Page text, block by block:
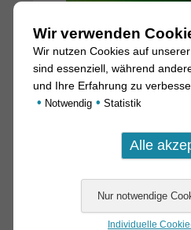
Wir verwenden
Wir nutzen Cookies auf
sind essenziell, während
und Ihre Erfahrung zu
• Notwendig • Statistik
Individuelle